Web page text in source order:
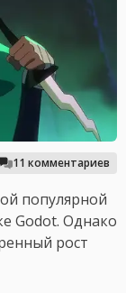
11 комментариев
популярной
Godot. Однако
рост